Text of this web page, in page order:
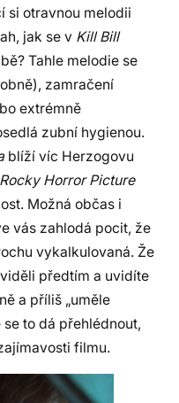
si otravnou melodii
jak se v Kill Bill
Tahle melodie se
zamračení
extrémně
zubní hygienou.
blíží víc Herzogovu
Rocky Horror Picture
Možná občas i
vás zahlodá pocit, že
vykalkulovaná. Že
předtím a uvidíte
a příliš „uměle
to dá přehlédnout,
filmu.